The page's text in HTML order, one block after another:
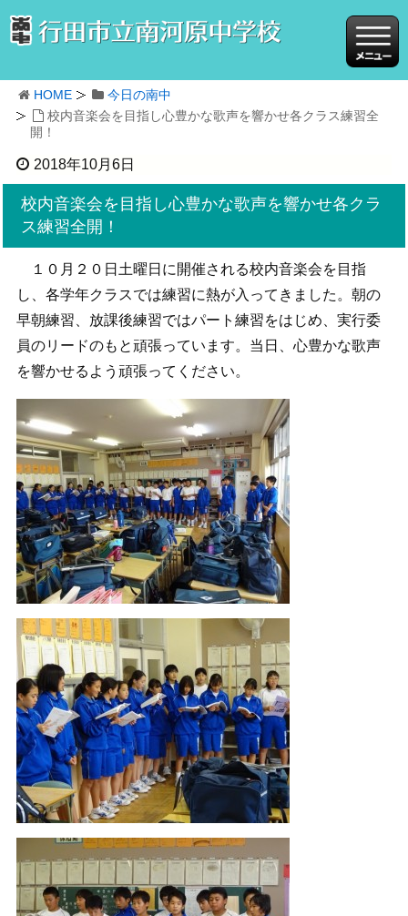
HOME
今日の南中
校内音楽会を目指し心豊かな歌声を響かせ各クラス練習全
開！
2018年10月6日
校内音楽会を目指し心豊かな歌声を響かせ各クラ
ス練習全開！
１０月２０日土曜日に開催される校内音楽会を目指
し、各学年クラスでは練習に熱が入ってきました。朝の
早朝練習、放課後練習ではパート練習をはじめ、実行委
員のリードのもと頑張っています。当日、心豊かな歌声
を響かせるよう頑張ってください。